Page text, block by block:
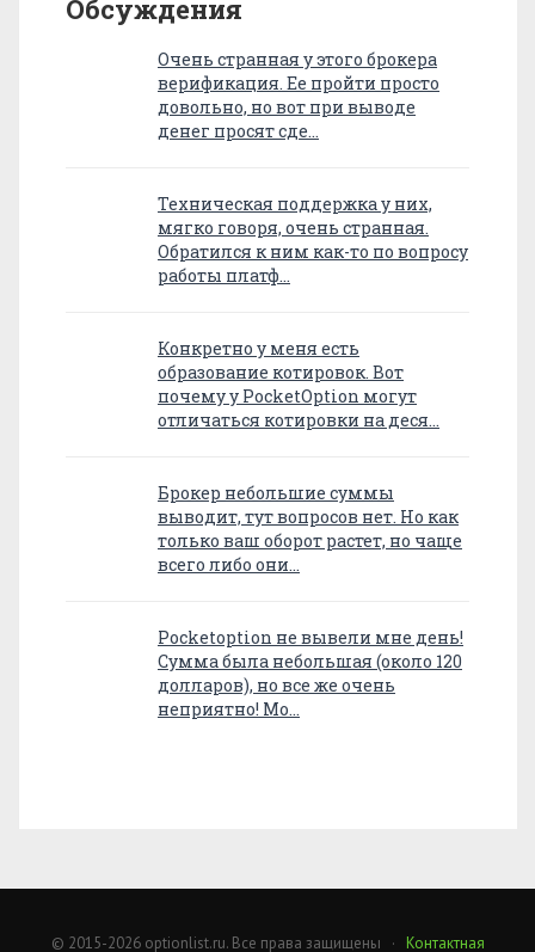
Обсуждения
Очень странная у этого брокера
верификация. Ее пройти просто
довольно, но вот при выводе
денег просят сде…
Техническая поддержка у них,
мягко говоря, очень странная.
Обратился к ним как-то по вопросу
работы платф…
Конкретно у меня есть
образование котировок. Вот
почему у PocketOption могут
отличаться котировки на деся…
Брокер небольшие суммы
выводит, тут вопросов нет. Но как
только ваш оборот растет, но чаще
всего либо они…
Pocketoption не вывели мне день!
Сумма была небольшая (около 120
долларов), но все же очень
неприятно! Мо…
© 2015-2026 optionlist.ru. Все права защищены · Контактная